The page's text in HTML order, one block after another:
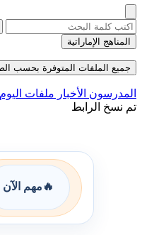
المناهج الإماراتية
جميع الملفات المتوفرة بحسب
المدرسون الأخبار ملفات اليوم
تم نسخ الرابط
🔥 مهم الآن